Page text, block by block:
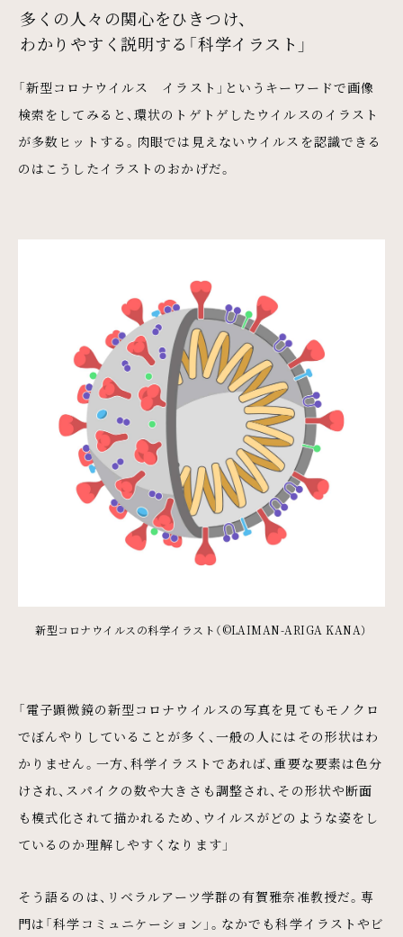
多くの人々の関心をひきつけ、
わかりやすく説明する「科学イラスト」
「新型コロナウイルス イラスト」というキーワードで画像
検索をしてみると、環状のトゲトゲしたウイルスのイラスト
が多数ヒットする。肉眼では見えないウイルスを認識できる
のはこうしたイラストのおかげだ。
新型コロナウイルスの科学イラスト（©LAIMAN-ARIGA KANA）
「電子顕微鏡の新型コロナウイルスの写真を見てもモノクロ
でぼんやりしていることが多く、一般の人にはその形状はわ
かりません。一方、科学イラストであれば、重要な要素は色分
けされ、スパイクの数や大きさも調整され、その形状や断面
も模式化されて描かれるため、ウイルスがどのような姿をし
ているのか理解しやすくなります」
そう語るのは、リベラルアーツ学群の有賀雅奈准教授だ。専
門は「科学コミュニケーション」。なかでも科学イラストやビ